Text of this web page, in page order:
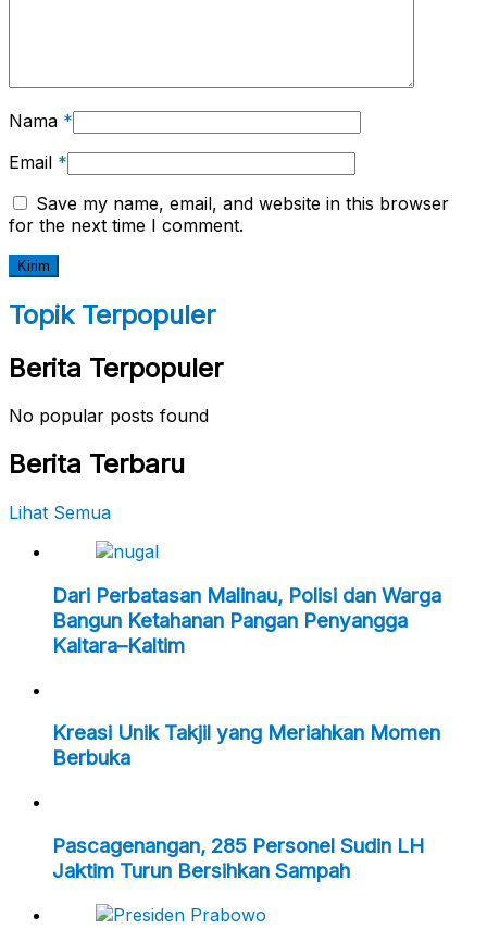
Nama *
Email *
Save my name, email, and website in this browser
for the next time I comment.
Topik Terpopuler
Berita Terpopuler
No popular posts found
Berita Terbaru
Lihat Semua
Dari Perbatasan Malinau, Polisi dan Warga
Bangun Ketahanan Pangan Penyangga
Kaltara–Kaltim
Kreasi Unik Takjil yang Meriahkan Momen
Berbuka
Pascagenangan, 285 Personel Sudin LH
Jaktim Turun Bersihkan Sampah